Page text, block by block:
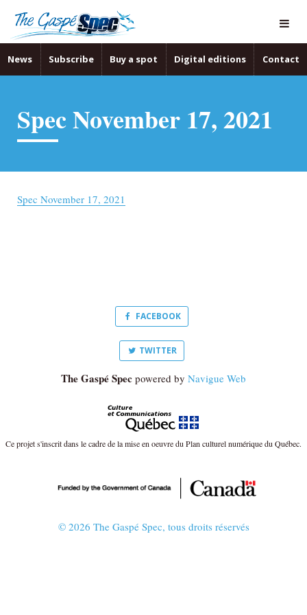
News Subscribe Buy a spot Digital editions Contact
Spec November 17, 2021
Spec November 17, 2021
FACEBOOK
TWITTER
The Gaspé Spec powered by Navigue Web
Ce projet s'inscrit dans le cadre de la mise en oeuvre du Plan culturel numérique du Québec.
© 2026 The Gaspé Spec, tous droits réservés